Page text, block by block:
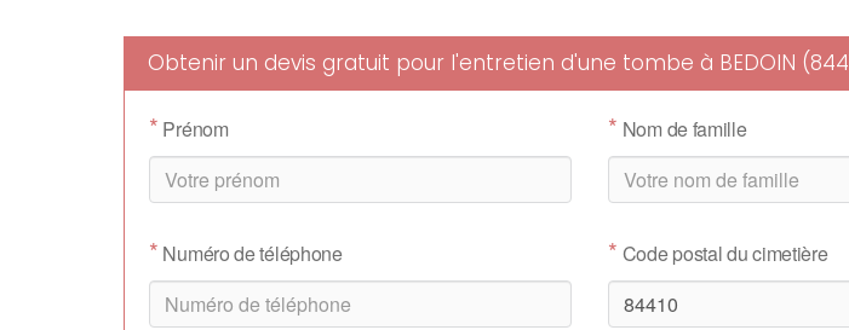
Obtenir un devis gratuit pour l'entretien d'une tombe à BEDOIN
* Prénom * Nom de famille
* Numéro de téléphone * Code postal du cimetière